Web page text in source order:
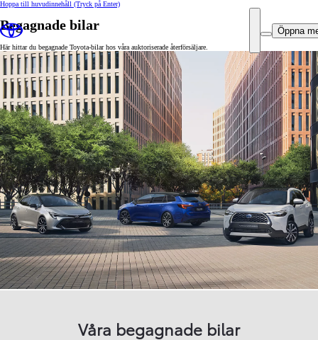
Hoppa till huvudinnehåll (Tryck på Enter)
Öppna
Begagnade bilar
Här hittar du begagnade Toyota-bilar hos våra auktoriserade återförsäljare.
Våra begagnade bilar